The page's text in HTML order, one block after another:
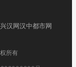
兴汉网汉中都市网
所有